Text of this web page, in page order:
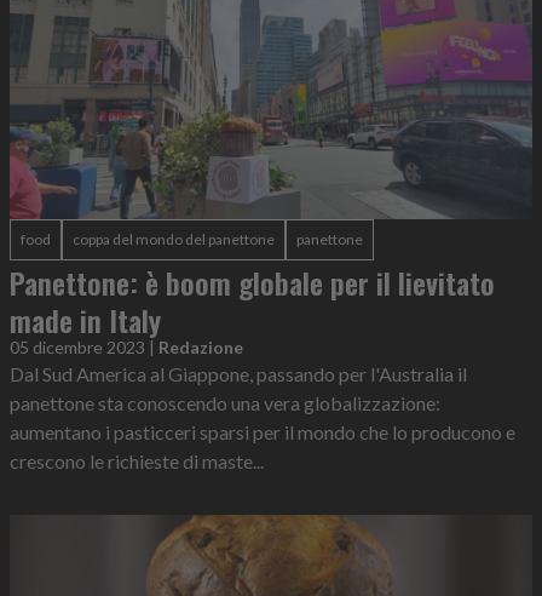
food coppa del mondo del panettone panettone
Panettone: è boom globale per il lievitato
made in Italy
05 dicembre 2023 Redazione
Dal Sud America al Giappone, passando per l'Australia il
panettone sta conoscendo una vera globalizzazione:
aumentano i pasticceri sparsi per il mondo che lo producono e
crescono le richieste di maste...